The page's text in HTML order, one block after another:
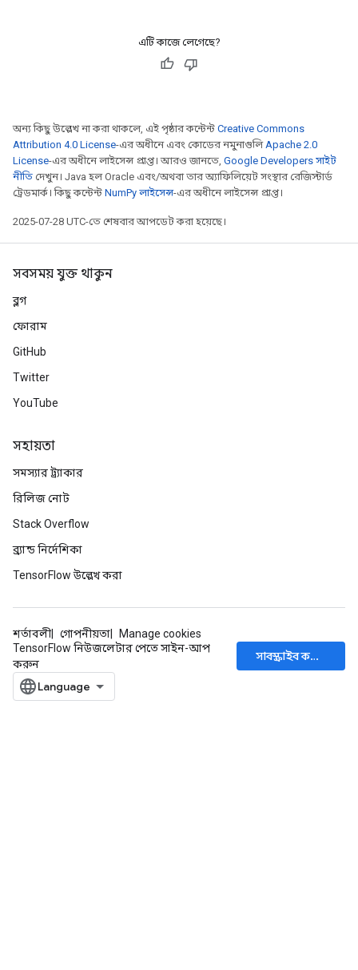
এটি কাজে লেগেছে?
অন্য কিছু উল্লেখ না করা থাকলে, এই পৃষ্ঠার কন্টেন্ট Creative Commons
Attribution 4.0 License-এর অধীনে এবং কোডের নমুনাগুলিApache 2.0
License-এর অধীনে লাইসেন্স প্রাপ্ত। আরও জানতে, Google Developers সাইট
নীতি দেখুন। Java হল Oracle এবং/অথবা তার অ্যাফিলিয়েট সংস্থার রেজিস্টার্ড
ট্রেডমার্ক। কিছু কন্টেন্ট NumPy লাইসেন্স-এর অধীনে লাইসেন্স প্রাপ্ত।
2025-07-28 UTC-তে শেষবার আপডেট করা হয়েছে।
সবসময় যুক্ত থাকুন
ব্লগ
ফোরাম
GitHub
Twitter
YouTube
সহায়তা
সমস্যার ট্র্যাকার
রিলিজ নোট
Stack Overflow
ব্র্যান্ড নির্দেশিকা
TensorFlow উল্লেখ করা
শর্তাবলী গোপনীয়তা
Manage cookies
TensorFlow নিউজলেটার পেতে সাইন-আপ
করুন
সাবস্ক্রাইব করুন